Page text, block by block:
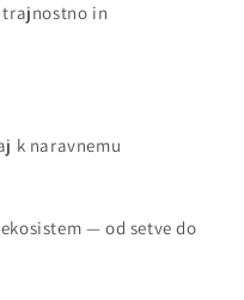
in
k naravnemu
— od setve do